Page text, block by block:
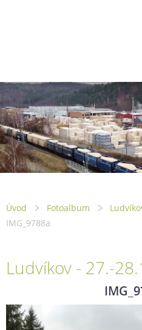
Úvod Fotoalbum
IMG_9788a
Ludvíkov - 27.-